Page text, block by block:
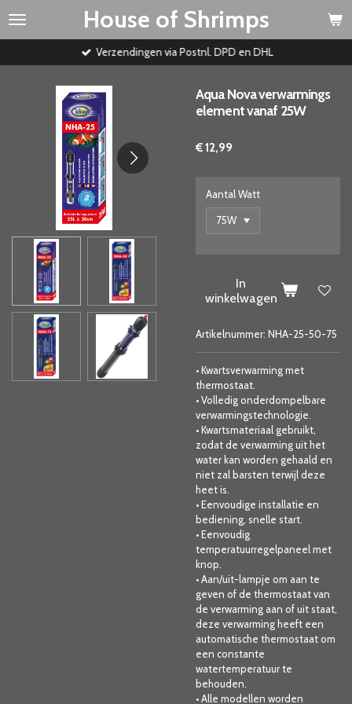
Ga
House of Shrimps
Verzendingen via Postnl. DPD en DHL
Aqua Nova verwarmings
element vanaf 25W
€ 12,99
Aantal Watt
In
winkelwagen
Artikelnummer: NHA-25-50-75
• Kwartsverwarming met
thermostaat.
• Volledig onderdompelbare
verwarmingstechnologie.
• Kwartsmateriaal gebruikt,
zodat de verwarming uit het
water kan worden gehaald en
niet zal barsten terwijl deze
heet is.
• Eenvoudige installatie en
bediening, snelle start.
• Eenvoudig
temperatuurregelpaneel met
knop.
• Aan/uit-lampje om aan te
geven of de thermostaat van
de verwarming aan of uit staat,
deze verwarming heeft een
automatische thermostaat om
een ​​constante
watertemperatuur te
behouden.
• Alle modellen worden